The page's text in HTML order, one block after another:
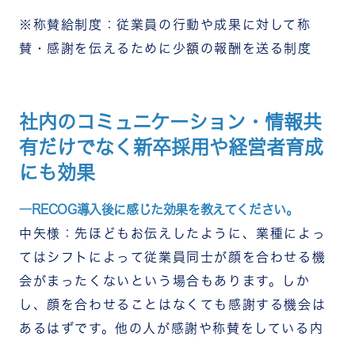
※称賛給制度：従業員の行動や成果に対して称
賛・感謝を伝えるために少額の報酬を送る制度
社内のコミュニケーション・情報共
有だけでなく新卒採用や経営者育成
にも効果
―RECOG導入後に感じた効果を教えてください。
中矢様：先ほどもお伝えしたように、業種によっ
てはシフトによって従業員同士が顔を合わせる機
会がまったくないという場合もあります。しか
し、顔を合わせることはなくても感謝する機会は
あるはずです。他の人が感謝や称賛をしている内